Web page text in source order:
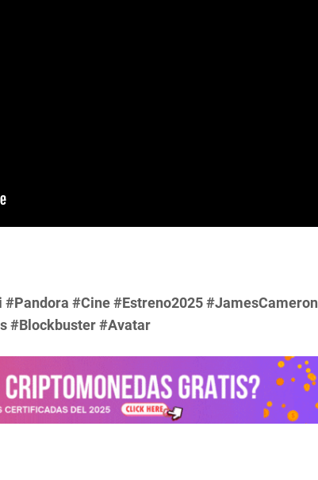
#Cine #Estreno2025 #JamesCameron
#Blockbuster #Avatar